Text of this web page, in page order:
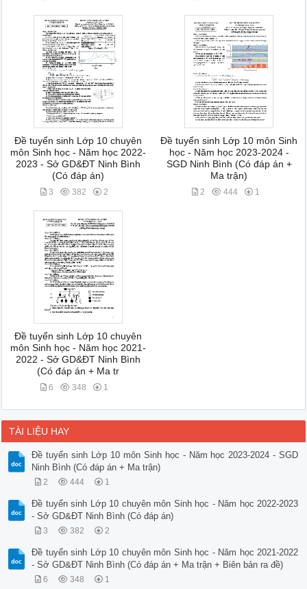
Đề tuyển sinh Lớp 10 chuyên
môn Sinh học - Năm học 2022-
2023 - Sở GD&ĐT Ninh Bình
(Có đáp án)
3 382 2
Đề tuyển sinh Lớp 10 môn Sinh
học - Năm học 2023-2024 -
SGD Ninh Bình (Có đáp án +
Ma trận)
2 444 1
Đề tuyển sinh Lớp 10 chuyên
môn Sinh học - Năm học 2021-
2022 - Sở GD&ĐT Ninh Bình
(Có đáp án + Ma tr
6 348 1
TÀI LIỆU HAY
Đề tuyển sinh Lớp 10 môn Sinh học - Năm học 2023-2024 - SGD
Ninh Bình (Có đáp án + Ma trận)
2 444 1
Đề tuyển sinh Lớp 10 chuyên môn Sinh học - Năm học 2022-2023
- Sở GD&ĐT Ninh Bình (Có đáp án)
3 382 2
Đề tuyển sinh Lớp 10 chuyên môn Sinh học - Năm học 2021-2022
- Sở GD&ĐT Ninh Bình (Có đáp án + Ma trận + Biên bản ra đề)
6 348 1